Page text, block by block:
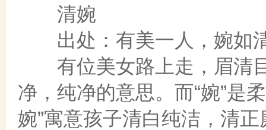
清婉
出处：有美一人，婉如
有位美女路上走，眉清目
净，纯净的意思。而“婉”是
婉”寓意孩子清白纯洁，清